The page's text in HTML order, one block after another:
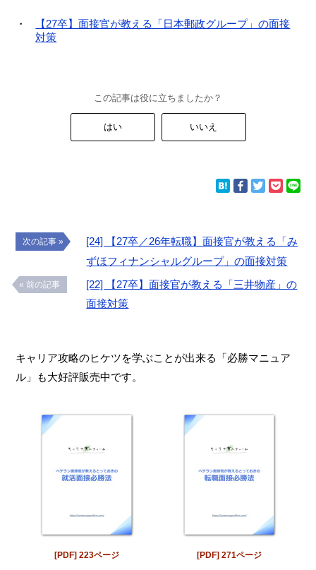
【27卒】面接官が教える「日本郵政グループ」の面接
対策
この記事は役に立ちましたか？
はい いいえ
次の記事 »
[24] 【27卒／26年転職】面接官が教える「み
ずほフィナンシャルグループ」の面接対策
« 前の記事
[22] 【27卒】面接官が教える「三井物産」の
面接対策
キャリア攻略のヒケツを学ぶことが出来る「必勝マニュア
ル」も大好評販売中です。
[PDF] 223ページ [PDF] 271ページ